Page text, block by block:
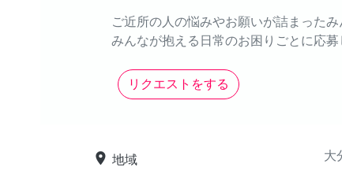
ご近所の人の悩みやお願いが詰まったみ
みんなが抱える日常のお困りごとに応
リクエストをする
place 地域 大